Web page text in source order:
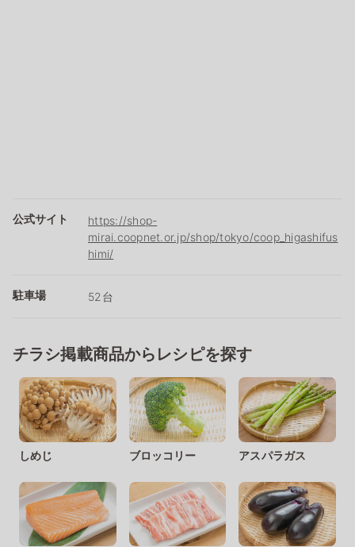
公式サイト
https://shop-
mirai.coopnet.or.jp/shop/tokyo/coop_higashifus
himi/
駐車場 52台
チラシ掲載商品からレシピを探す
しめじ ブロッコリー アスパラガス